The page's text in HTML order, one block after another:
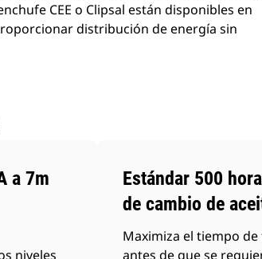
CEE o Clipsal están disponibles en
distribución de energía sin
a 7m
niveles
Estándar 500
de cambio de
Maximiza el tiempo
antes de que se